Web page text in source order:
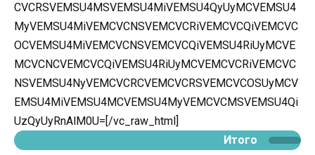
CVCRSVEMSU4MSVEMSU4MiVEMSU4QyUyMCVEMSU4
MyVEMSU4MiVEMCVCNSVEMCVCRiVEMCVCQiVEMCVC
OCVEMSU4MiVEMCVCNSVEMCVCQiVEMSU4RiUyMCVE
MCVCNCVEMCVCQiVEMSU4RiUyMCVEMCVCRiVEMCVC
NSVEMSU4NyVEMCVCRCVEMCVCRSVEMCVCOSUyMCV
EMSU4MiVEMSU4MCVEMSU4MyVEMCVCMSVEMSU4Qi
UzQyUyRnAlM0U=[/vc_raw_html]
Итого